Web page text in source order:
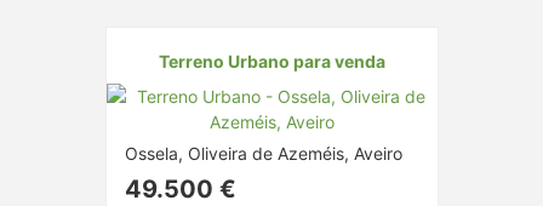
Terreno Urbano para venda
Ossela, Oliveira de Azeméis, Aveiro
49.500 €